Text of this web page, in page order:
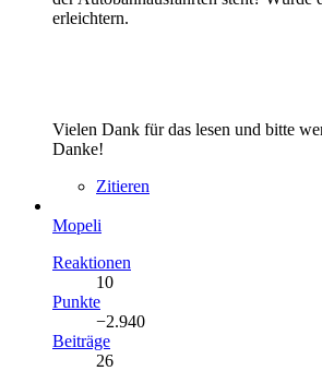
erleichtern.
Vielen Dank für das lesen und bitte
Danke!
Zitieren
Mopeli
Reaktionen
10
Punkte
−2.940
Beiträge
26